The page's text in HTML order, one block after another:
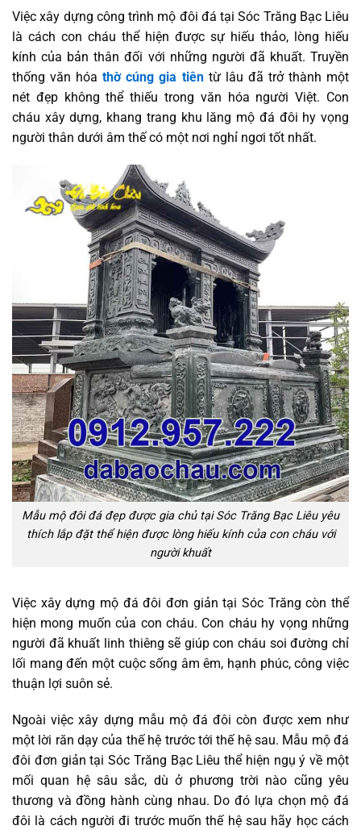
Việc xây dựng công trình mộ đôi đá tại Sóc Trăng Bạc Liêu
là cách con cháu thể hiện được sự hiếu thảo, lòng hiếu
kính của bản thân đối với những người đã khuất. Truyền
thống văn hóathờ cúng gia tiêntừ lâu đã trở thành một
nét đẹp không thể thiếu trong văn hóa người Việt. Con
cháu xây dựng, khang trang khu lăng mộ đá đôi hy vọng
người thân dưới âm thế có một nơi nghỉ ngơi tốt nhất.
Mẫu mộ đôi đá đẹp được gia chủ tại Sóc Trăng Bạc Liêu yêu
thích lắp đặt thể hiện được lòng hiếu kính của con cháu với
người khuất
Việc xây dựng mộ đá đôi đơn giản tại Sóc Trăng còn thể
hiện mong muốn của con cháu. Con cháu hy vọng những
người đã khuất linh thiêng sẽ giúp con cháu soi đường chỉ
lối mang đến một cuộc sống âm êm, hạnh phúc, công việc
thuận lợi suôn sẻ.
Ngoài việc xây dựng mẫu mộ đá đôi còn được xem như
một lời răn dạy của thế hệ trước tới thế hệ sau. Mẫu mộ đá
đôi đơn giản tại Sóc Trăng Bạc Liêu thể hiện ngụ ý về một
mối quan hệ sâu sắc, dù ở phương trời nào cũng yêu
thương và đồng hành cùng nhau. Do đó lựa chọn mộ đá
đôi là cách người đi trước muốn thế hệ sau hãy học cách